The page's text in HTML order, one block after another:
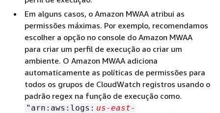
Em alguns casos, o Amazon MWAA atribui as
permissões máximas. Por exemplo, recomendamos
escolher a opção no console do Amazon MWAA
para criar um perfil de execução ao criar um
ambiente. O Amazon MWAA adiciona
automaticamente as políticas de permissões para
todos os grupos de CloudWatch registros usando o
padrão regex na função de execução como.
"arn:aws:logs: us-east-